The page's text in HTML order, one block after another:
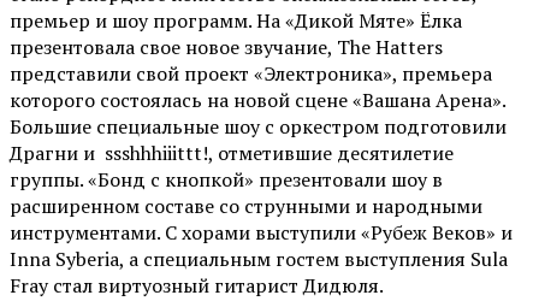
премьер и шоу программ. На «Дикой Мяте» Ёлка
презентовала свое новое звучание, The Hatters
представили свой проект «Электроника», премьера
которого состоялась на новой сцене «Вашана Арена».
Большие специальные шоу с оркестром подготовили
Драгни и ssshhhiiittt!, отметившие десятилетие
группы. «Бонд с кнопкой» презентовали шоу в
расширенном составе со струнными и народными
инструментами. С хорами выступили «Рубеж Веков» и
Inna Syberia, а специальным гостем выступления Sula
Fray стал виртуозный гитарист Дидюля.